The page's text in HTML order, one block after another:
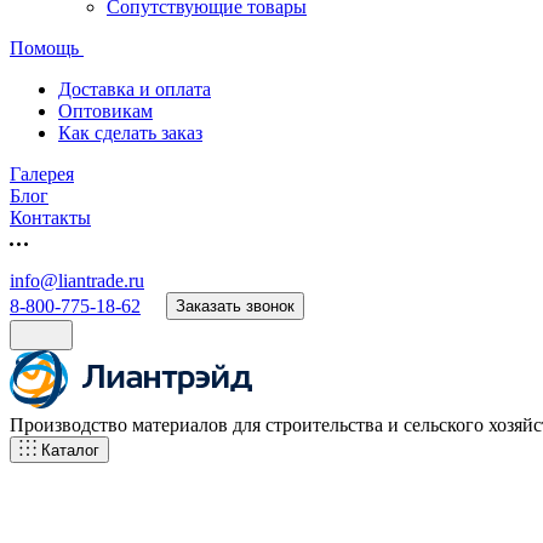
Сопутствующие товары
Помощь
Доставка и оплата
Оптовикам
Как сделать заказ
Галерея
Блог
Контакты
info@liantrade.ru
8-800-775-18-62
Заказать звонок
Производство материалов для строительства и сельского
Каталог